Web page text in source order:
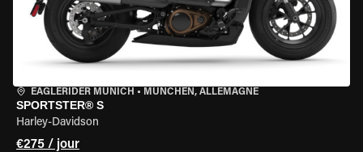
EAGLERIDER MUNICH • MÜNCHEN, ALLEMAGNE
SPORTSTER® S
Harley-Davidson
€275 / jour